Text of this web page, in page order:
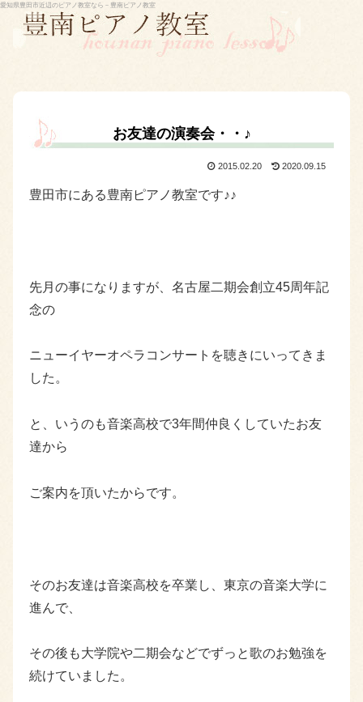
愛知県豊田市近辺のピアノ教室なら－豊南ピアノ教室
お友達の演奏会・・♪
2015.02.20 2020.09.15
豊田市にある豊南ピアノ教室です♪♪
先月の事になりますが、名古屋二期会創立45周年記
念の
ニューイヤーオペラコンサートを聴きにいってきま
した。
と、いうのも音楽高校で3年間仲良くしていたお友
達から
ご案内を頂いたからです。
そのお友達は音楽高校を卒業し、東京の音楽大学に
進んで、
その後も大学院や二期会などでずっと歌のお勉強を
続けていました。